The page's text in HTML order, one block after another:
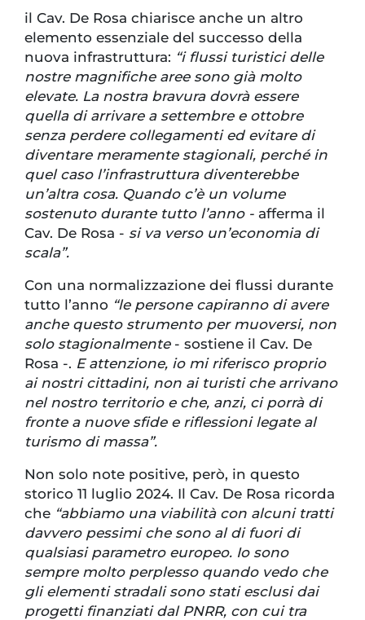
il Cav. De Rosa chiarisce anche un altro
elemento essenziale del successo della
nuova infrastruttura: “i flussi turistici delle
nostre magnifiche aree sono già molto
elevate. La nostra bravura dovrà essere
quella di arrivare a settembre e ottobre
senza perdere collegamenti ed evitare di
diventare meramente stagionali, perché in
quel caso l’infrastruttura diventerebbe
un’altra cosa. Quando c’è un volume
sostenuto durante tutto l’anno - afferma il
Cav. De Rosa - si va verso un’economia di
scala”.
Con una normalizzazione dei flussi durante
tutto l’anno “le persone capiranno di avere
anche questo strumento per muoversi, non
solo stagionalmente - sostiene il Cav. De
Rosa -. E attenzione, io mi riferisco proprio
ai nostri cittadini, non ai turisti che arrivano
nel nostro territorio e che, anzi, ci porrà di
fronte a nuove sfide e riflessioni legate al
turismo di massa”.
Non solo note positive, però, in questo
storico 11 luglio 2024. Il Cav. De Rosa ricorda
che “abbiamo una viabilità con alcuni tratti
davvero pessimi che sono al di fuori di
qualsiasi parametro europeo. Io sono
sempre molto perplesso quando vedo che
gli elementi stradali sono stati esclusi dai
progetti finanziati dal PNRR, con cui tra